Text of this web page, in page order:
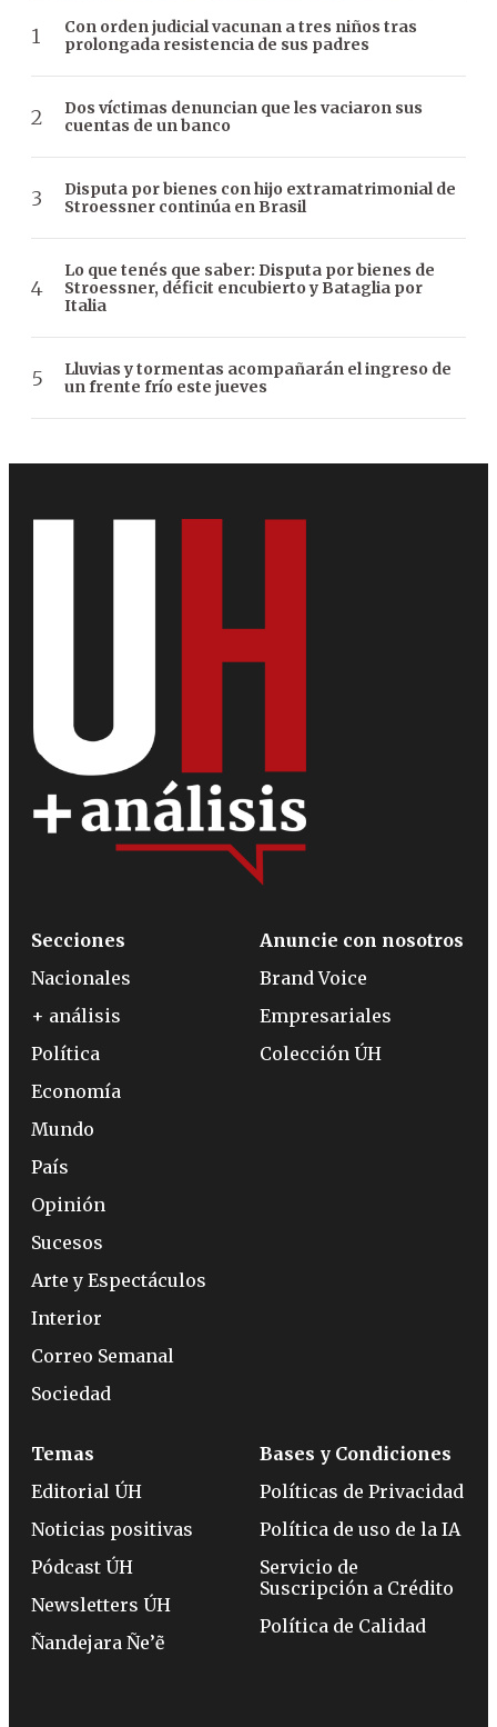
Con orden judicial vacunan a tres niños tras
prolongada resistencia de sus padres
Dos víctimas denuncian que les vaciaron sus
cuentas de un banco
Disputa por bienes con hijo extramatrimonial de
Stroessner continúa en Brasil
Lo que tenés que saber: Disputa por bienes de
Stroessner, déficit encubierto y Bataglia por
Italia
Lluvias y tormentas acompañarán el ingreso de
un frente frío este jueves
Secciones
Nacionales
+ análisis
Política
Economía
Mundo
País
Opinión
Sucesos
Arte y Espectáculos
Interior
Correo Semanal
Sociedad
Anuncie con nosotros
Brand Voice
Empresariales
Colección ÚH
Temas
Editorial ÚH
Noticias positivas
Pódcast ÚH
Newsletters ÚH
Ñandejara Ñe’ẽ
Bases y Condiciones
Políticas de Privacidad
Política de uso de la IA
Servicio de
Suscripción a Crédito
Política de Calidad